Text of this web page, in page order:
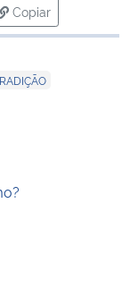
Copiar
para área de